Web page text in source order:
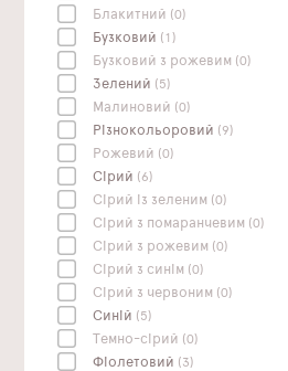
Блакитний (0)
Бузковий (1)
Бузковий з рожевим (0)
Зелений (5)
Малиновий (0)
Різнокольоровий (9)
Рожевий (0)
Сірий (6)
Сірий із зеленим (0)
Сірий з помаранчевим (0)
Сірий з рожевим (0)
Сірий з синім (0)
Сірий з червоним (0)
Синій (5)
Темно-сірий (0)
Фіолетовий (3)